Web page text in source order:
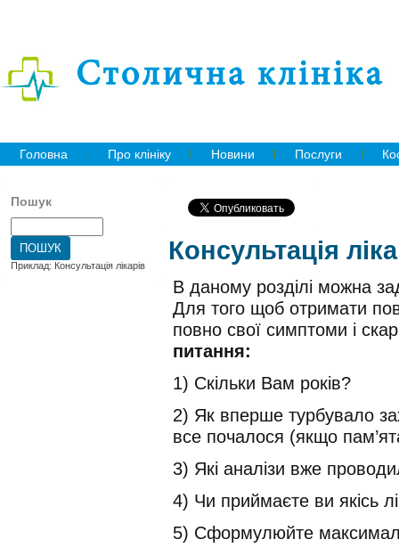
Головна Про клініку Новини Послуги
Пошук
Приклад: Консультація лікарів
Консультація
В даному розділі можна
Для того щоб отримати
повно свої симптоми і
питання:
1) Скільки Вам років?
2) Як вперше турбувало
все почалося (якщо
3) Які аналізи вже
4) Чи приймаєте ви якісь
5) Сформулюйте